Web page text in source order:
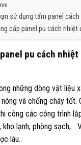
sử dụng tấm panel
cấp panel pu cách nhiệt
pu cách nhiệt
những dòng vật liệu
và chống cháy tốt.
công các công trình
kho lạnh, phòng sạch,…
lâu.